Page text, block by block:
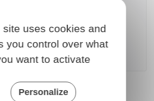
Télécharger le formulaire
Ministère chargé des finances
site uses cookies and
you control over what
want to activate
Personalize